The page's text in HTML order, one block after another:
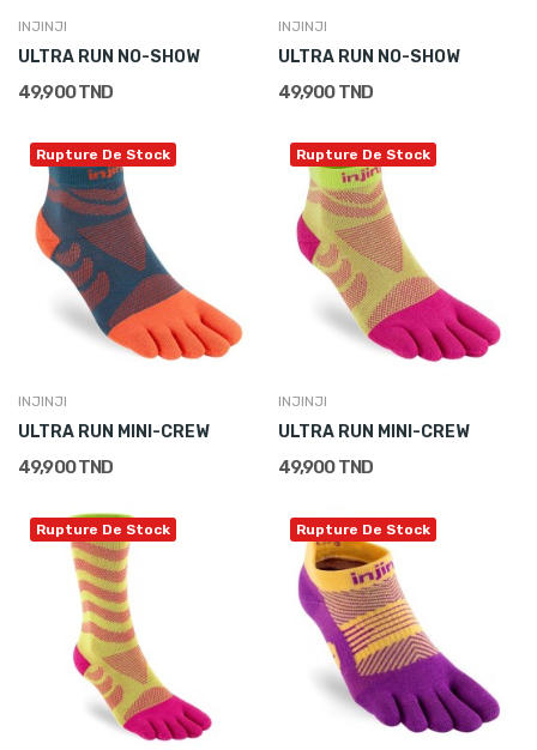
INJINJI
ULTRA RUN NO-SHOW
49,900 TND
INJINJI
ULTRA RUN NO-SHOW
49,900 TND
Rupture De Stock
INJINJI
ULTRA RUN MINI-CREW
49,900 TND
Rupture De Stock
INJINJI
ULTRA RUN MINI-CREW
49,900 TND
Rupture De Stock Rupture De Stock